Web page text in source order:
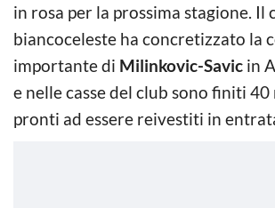
in rosa per la prossima stagione. Il
biancoceleste ha concretizzato la
importante di Milinkovic-Savic in
e nelle casse del club sono finiti
pronti ad essere reivestiti in